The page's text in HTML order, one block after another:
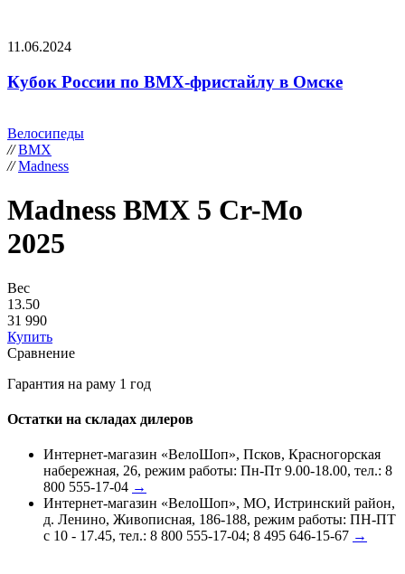
11.06.2024
Кубок России по BMX-фристайлу в Омске
Велосипеды
// BMX
// Madness
Madness BMX 5 Cr-Mo
2025
Вес
13.50
31 990
Купить
Сравнение
Гарантия на раму 1 год
Остатки на складах дилеров
Интернет-магазин «ВелоШоп», Псков, Красногорская
набережная, 26, режим работы: Пн-Пт 9.00-18.00, тел.: 8
800 555-17-04 →
Интернет-магазин «ВелоШоп», МО, Истринский район,
д. Ленино, Живописная, 186-188, режим работы: ПН-ПТ
с 10 - 17.45, тел.: 8 800 555-17-04; 8 495 646-15-67 →